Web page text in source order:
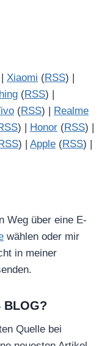
Xiaomi (RSS) |
(RSS) |
(RSS) |
Realme
) | Honor (RSS) |
RSS) | Apple (RSS) |
Weg über eine E-
wählen oder mir
in meiner
BLOG?
Quelle bei